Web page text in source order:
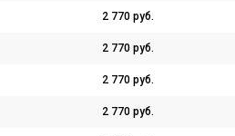
2 770 руб.
2 770 руб.
2 770 руб.
2 770 руб.